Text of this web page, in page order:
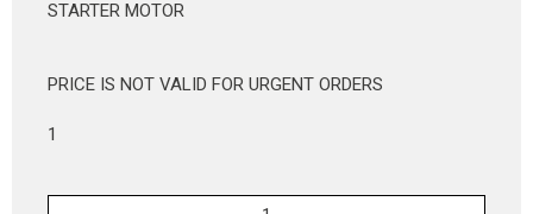
STARTER MOTOR
PRICE IS NOT VALID FOR URGENT ORDERS
1